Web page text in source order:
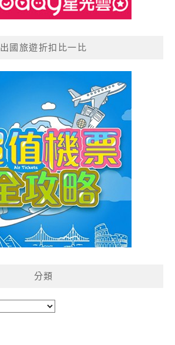
出國旅遊折扣比一比
分類